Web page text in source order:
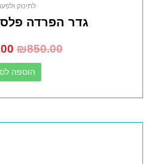
לתינוק
גדר הפרדה
₪850.00
הוספה